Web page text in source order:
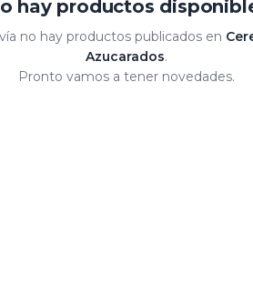
hay productos
no hay productos publicados en
Azucarados.
Pronto vamos a tener novedades.